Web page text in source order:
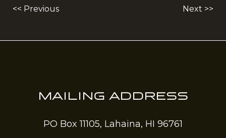
Post
<< Previous Next >>
MAILING ADDRESS
PO Box 11105, Lahaina, HI 96761